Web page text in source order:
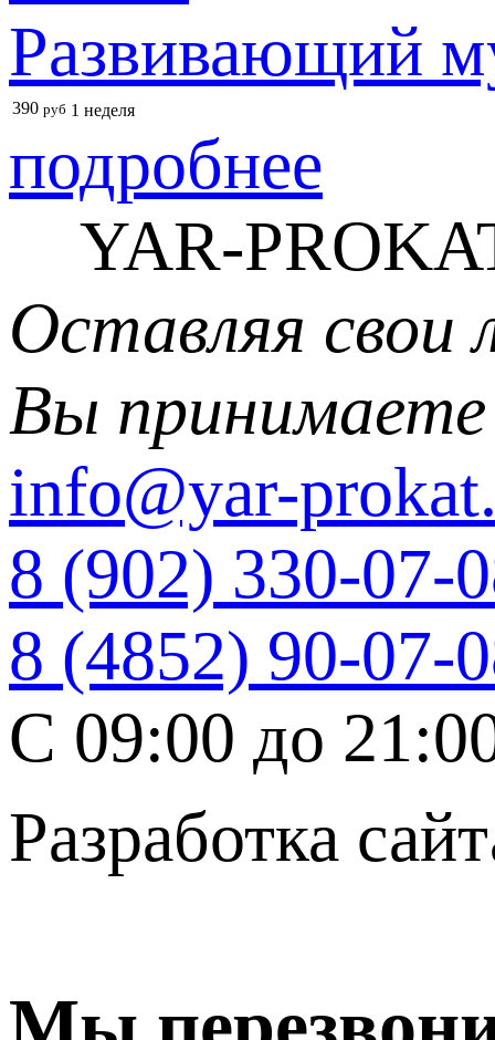
Развивающий
390 руб 1 неделя
подробнее
YAR-
Оставляя свои
Вы
info@yar-
8 (902) 330-07-
8 (4852) 90-07-
C 09:00 до
Разработка